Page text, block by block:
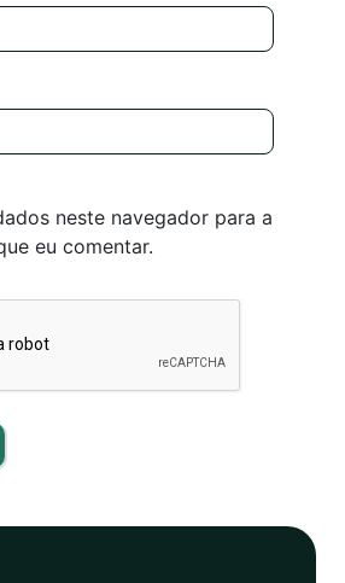
neste navegador para a
eu comentar.